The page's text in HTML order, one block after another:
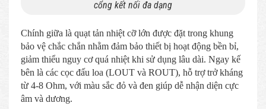
cổng kết nối đa dạng
Chính giữa là quạt tản nhiệt cỡ lớn được đặt trong khung
bảo vệ chắc chắn nhằm đảm bảo thiết bị hoạt động bền bỉ,
giảm thiểu nguy cơ quá nhiệt khi sử dụng lâu dài. Ngay kế
bên là các cọc đấu loa (LOUT và ROUT), hỗ trợ trở kháng
từ 4-8 Ohm, với màu sắc đỏ và đen giúp dễ nhận diện cực
âm và dương.